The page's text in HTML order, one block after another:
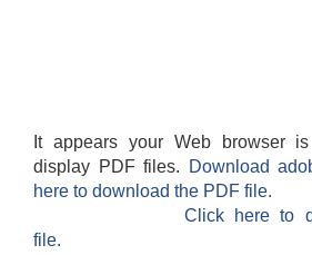
It appears your Web browser
display PDF files.
Download
here to download the PDF file.
Click here to
file.